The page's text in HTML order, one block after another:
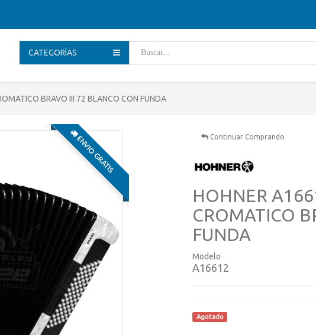
CATEGORÍAS
BRAVO III 72 BLANCO CON FUNDA
ENVIO GRATIS Continuar Comprando
HOHNER
CROMATICO
FUNDA
Modelo
A16612
Agotado